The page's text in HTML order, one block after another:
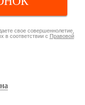
свое совершеннолетие,
в соответствии с Правовой